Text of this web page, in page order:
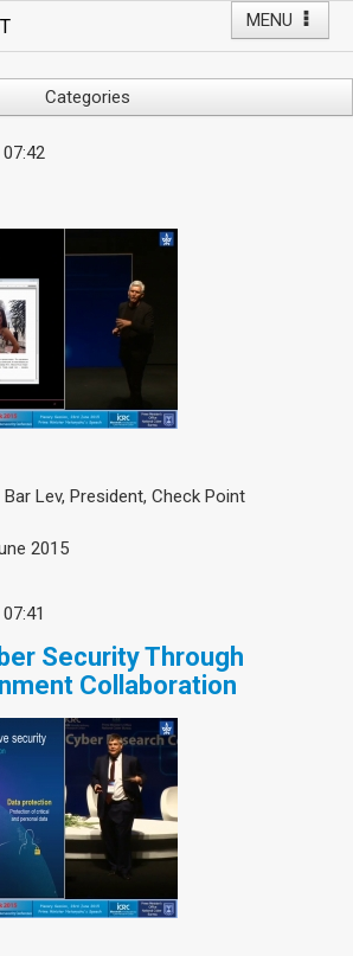
MENU
Categories
Lev, President, Check Point
2015
Security Through
Collaboration